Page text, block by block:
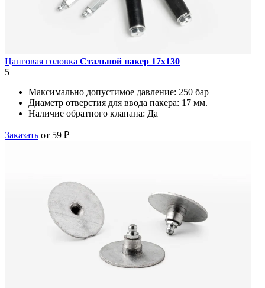
Цанговая головка Стальной пакер 17х130
5
Максимально допустимое давление: 250 бар
Диаметр отверстия для ввода пакера: 17 мм.
Наличие обратного клапана: Да
Заказать от 59 ₽